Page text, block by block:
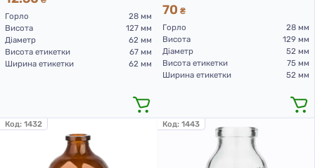
Горло
28 мм
Висота
127 мм
Діаметр
62 мм
Висота етикетки
67 мм
Ширина етикетки
62 мм
70 ₴
Горло
28 мм
Висота
129 мм
Діаметр
52 мм
Висота етикетки
75 мм
Ширина етикетки
52 мм
Код: 1432 Код: 1443